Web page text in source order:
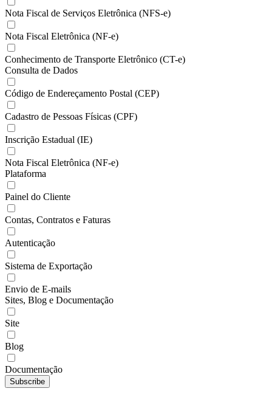
Nota Fiscal de Serviços Eletrônica (NFS-e)
Nota Fiscal Eletrônica (NF-e)
Conhecimento de Transporte Eletrônico (CT-e)
Consulta de Dados
Código de Endereçamento Postal (CEP)
Cadastro de Pessoas Físicas (CPF)
Inscrição Estadual (IE)
Nota Fiscal Eletrônica (NF-e)
Plataforma
Painel do Cliente
Contas, Contratos e Faturas
Autenticação
Sistema de Exportação
Envio de E-mails
Sites, Blog e Documentação
Site
Blog
Documentação
Subscribe